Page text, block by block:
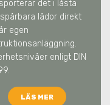
det i låsta
lådor direkt
egen
enligt DIN
LÄS MER